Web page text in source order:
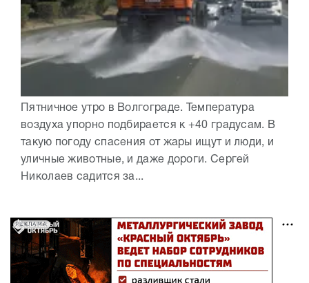
Пятничное утро в Волгограде. Температура
воздуха упорно подбирается к +40 градусам. В
такую погоду спасения от жары ищут и люди, и
уличные животные, и даже дороги. Сергей
Николаев садится за...
РЕКЛАМА